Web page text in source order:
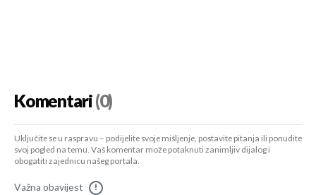
Komentari(0)
Uključite se u raspravu – podijelite svoje mišljenje, postavite pitanja ili ponudite
svoj pogled na temu. Vaš komentar može potaknuti zanimljiv dijalog i
obogatiti zajednicu našeg portala.
Važna obavijest !